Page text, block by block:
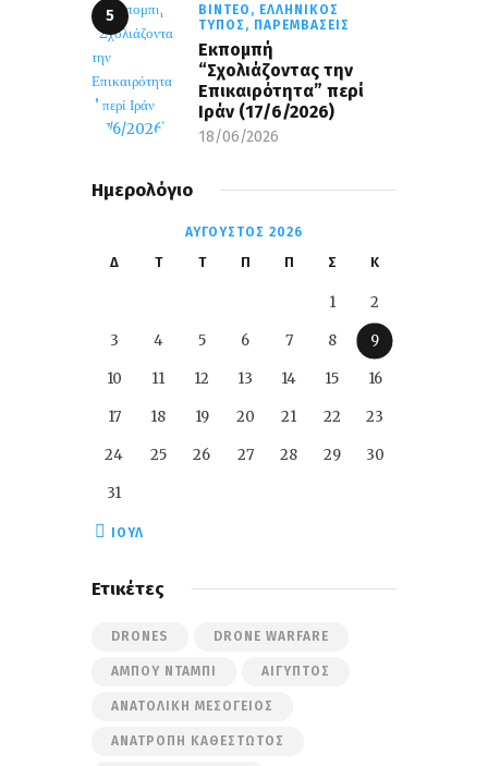
ΒΊΝΤΕΟ, ΕΛΛΗΝΙΚΌΣ
ΤΎΠΟΣ, ΠΑΡΕΜΒΆΣΕΙΣ
Εκπομπή
“Σχολιάζοντας την
Επικαιρότητα” περί
Ιράν (17/6/2026)
18/06/2026
Ημερολόγιο
ΑΎΓΟΥΣΤΟΣ 2026
Δ Τ Τ Π Π Σ Κ
1 2
3 4 5 6 7 8 9
10 11 12 13 14 15 16
17 18 19 20 21 22 23
24 25 26 27 28 29 30
31
« ΙΟΎΛ
Ετικέτες
DRONES DRONE WARFARE
ΆΜΠΟΥ ΝΤΆΜΠΙ ΑΊΓΥΠΤΟΣ
ΑΝΑΤΟΛΙΚΉ ΜΕΣΌΓΕΙΟΣ
ΑΝΑΤΡΟΠΉ ΚΑΘΕΣΤΏΤΟΣ